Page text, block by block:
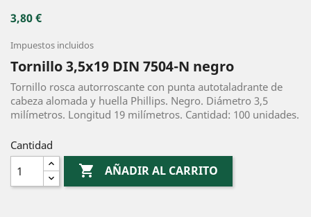
3,80 €
Impuestos incluidos
Tornillo 3,5x19 DIN 7504-N negro
Tornillo rosca autorroscante con punta autotaladrante de
cabeza alomada y huella Phillips. Negro. Diámetro 3,5
milímetros. Longitud 19 milímetros. Cantidad: 100 unidades.
Cantidad
 AÑADIR AL CARRITO